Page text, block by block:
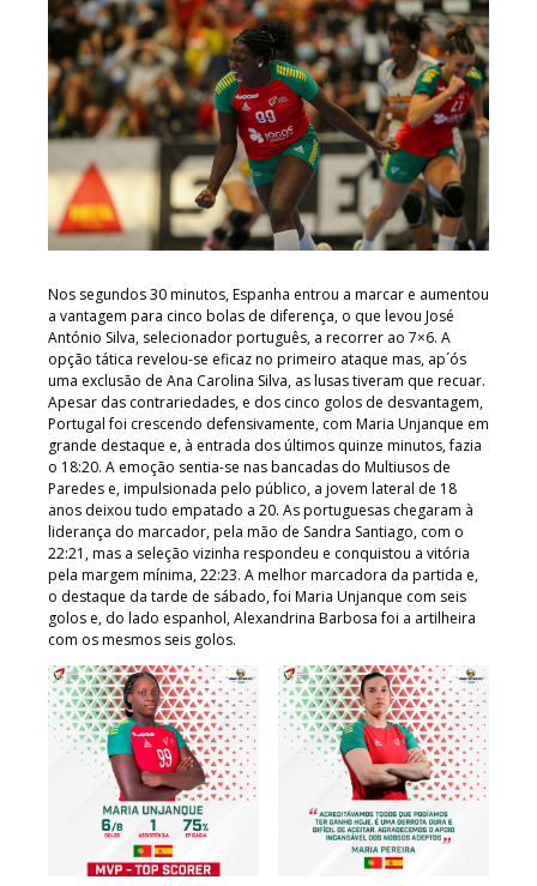
Nos segundos 30 minutos, Espanha entrou a marcar e aumentou
a vantagem para cinco bolas de diferença, o que levou José
António Silva, selecionador português, a recorrer ao 7×6. A
opção tática revelou-se eficaz no primeiro ataque mas, ap´ós
uma exclusão de Ana Carolina Silva, as lusas tiveram que recuar.
Apesar das contrariedades, e dos cinco golos de desvantagem,
Portugal foi crescendo defensivamente, com Maria Unjanque em
grande destaque e, à entrada dos últimos quinze minutos, fazia
o 18:20. A emoção sentia-se nas bancadas do Multiusos de
Paredes e, impulsionada pelo público, a jovem lateral de 18
anos deixou tudo empatado a 20. As portuguesas chegaram à
liderança do marcador, pela mão de Sandra Santiago, com o
22:21, mas a seleção vizinha respondeu e conquistou a vitória
pela margem mínima, 22:23. A melhor marcadora da partida e,
o destaque da tarde de sábado, foi Maria Unjanque com seis
golos e, do lado espanhol, Alexandrina Barbosa foi a artilheira
com os mesmos seis golos.